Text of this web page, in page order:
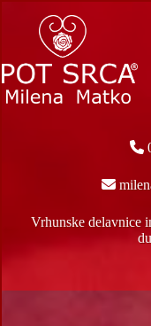
content
Vrhunske delavnice